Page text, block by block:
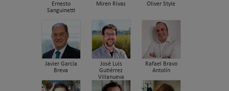
Ernesto
Sanguinetti
Miren Rivas Oliver Style
Javier García
Breva
José Luis
Gutiérrez
Villanueva
Rafael Bravo
Antolín